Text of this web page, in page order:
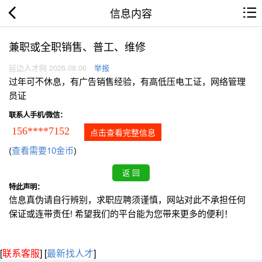
信息内容
兼职或全职销售、普工、维修
延边人才网 2026.08.06 举报
过年可不休息，有广告销售经验，有高低压电工证，网络管理
员证
联系人手机/微信：
156****7152 点击查看完整信息
(查看需要10金币)
特此声明：
信息真伪请自行辨别，求职应聘须谨慎，网站对此不承担任何
保证或连带责任! 希望我们的平台能为您带来更多的便利！
[联系客服] [最新找人才]